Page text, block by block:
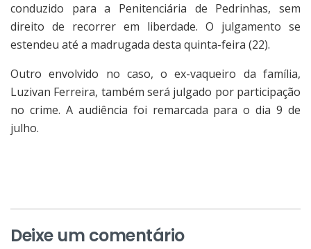
conduzido para a Penitenciária de Pedrinhas, sem
direito de recorrer em liberdade. O julgamento se
estendeu até a madrugada desta quinta-feira (22).
Outro envolvido no caso, o ex-vaqueiro da família,
Luzivan Ferreira, também será julgado por participação
no crime. A audiência foi remarcada para o dia 9 de
julho.
Deixe um comentário